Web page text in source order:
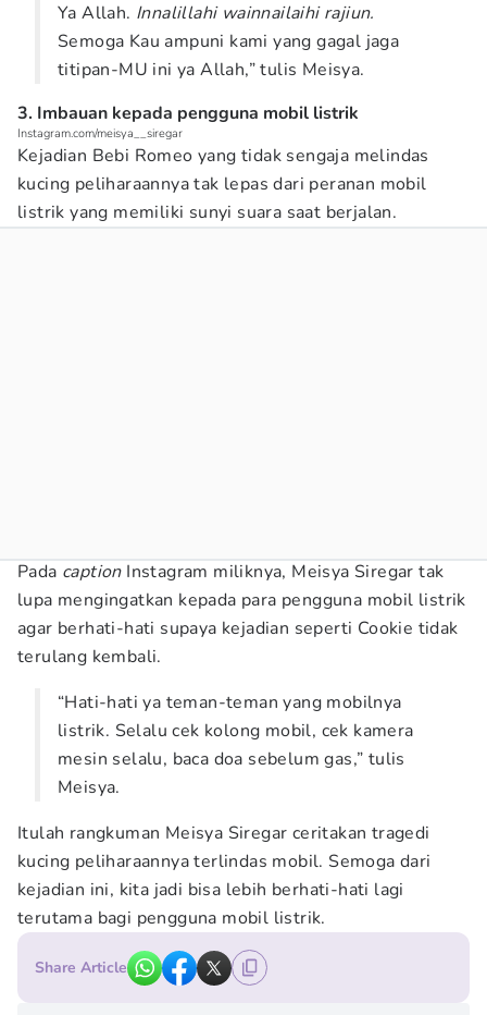
Ya Allah. Innalillahi wainnailaihi rajiun.
Semoga Kau ampuni kami yang gagal jaga
titipan-MU ini ya Allah,” tulis Meisya.
3. Imbauan kepada pengguna mobil listrik
Instagram.com/meisya__siregar
Kejadian Bebi Romeo yang tidak sengaja melindas
kucing peliharaannya tak lepas dari peranan mobil
listrik yang memiliki sunyi suara saat berjalan.
Pada captionInstagram miliknya, Meisya Siregar tak
lupa mengingatkan kepada para pengguna mobil listrik
agar berhati-hati supaya kejadian seperti Cookie tidak
terulang kembali.
“Hati-hati ya teman-teman yang mobilnya
listrik. Selalu cek kolong mobil, cek kamera
mesin selalu, baca doa sebelum gas,” tulis
Meisya.
Itulah rangkuman Meisya Siregar ceritakan tragedi
kucing peliharaannya terlindas mobil. Semoga dari
kejadian ini, kita jadi bisa lebih berhati-hati lagi
terutama bagi pengguna mobil listrik.
Share Article